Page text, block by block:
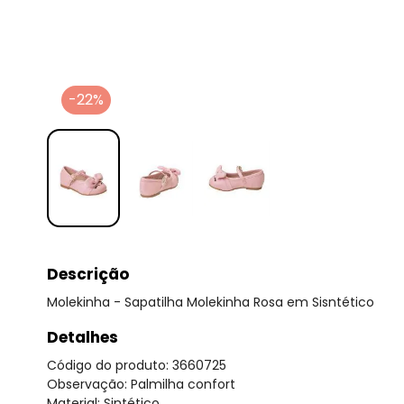
-22%
Descrição
Molekinha - Sapatilha Molekinha Rosa em Sisntético
Detalhes
Código do produto: 3660725
Observação: Palmilha confort